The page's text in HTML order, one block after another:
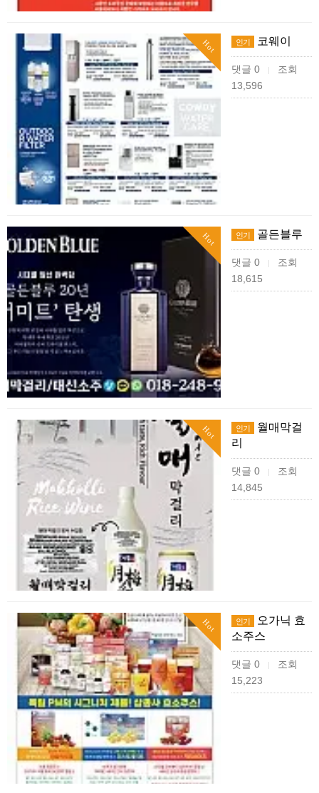
Hot 인기 코웨이
댓글 0 |
조회
13,596
Hot 인기 골든블루
댓글 0 |
조회
18,615
Hot 인기
월매막걸
리
댓글 0 |
조회
14,845
Hot 인기
오가닉 효
소주스
댓글 0 |
조회
15,223